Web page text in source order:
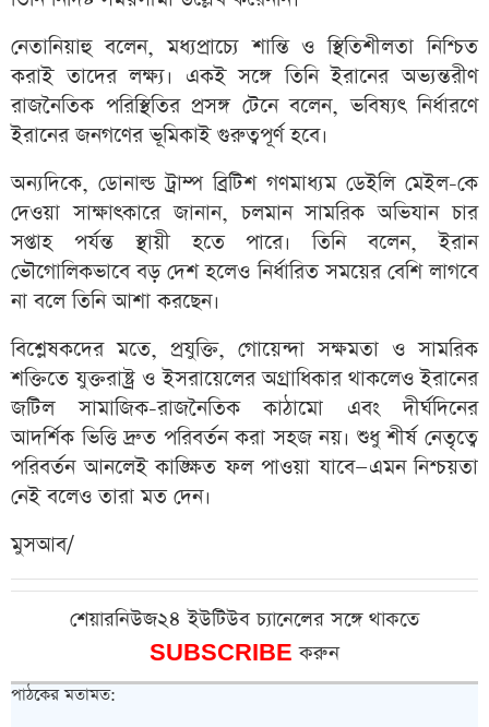
নেতানিয়াহু বলেন, মধ্যপ্রাচ্যে শান্তি ও স্থিতিশীলতা নিশ্চিত
করাই তাদের লক্ষ্য। একই সঙ্গে তিনি ইরানের অভ্যন্তরীণ
রাজনৈতিক পরিস্থিতির প্রসঙ্গ টেনে বলেন, ভবিষ্যৎ নির্ধারণে
ইরানের জনগণের ভূমিকাই গুরুত্বপূর্ণ হবে।
অন্যদিকে, ডোনাল্ড ট্রাম্প ব্রিটিশ গণমাধ্যম ডেইলি মেইল-কে
দেওয়া সাক্ষাৎকারে জানান, চলমান সামরিক অভিযান চার
সপ্তাহ পর্যন্ত স্থায়ী হতে পারে। তিনি বলেন, ইরান
ভৌগোলিকভাবে বড় দেশ হলেও নির্ধারিত সময়ের বেশি লাগবে
না বলে তিনি আশা করছেন।
বিশ্লেষকদের মতে, প্রযুক্তি, গোয়েন্দা সক্ষমতা ও সামরিক
শক্তিতে যুক্তরাষ্ট্র ও ইসরায়েলের অগ্রাধিকার থাকলেও ইরানের
জটিল সামাজিক-রাজনৈতিক কাঠামো এবং দীর্ঘদিনের
আদর্শিক ভিত্তি দ্রুত পরিবর্তন করা সহজ নয়। শুধু শীর্ষ নেতৃত্বে
পরিবর্তন আনলেই কাঙ্ক্ষিত ফল পাওয়া যাবে—এমন নিশ্চয়তা
নেই বলেও তারা মত দেন।
মুসআব/
শেয়ারনিউজ২৪ ইউটিউব চ্যানেলের সঙ্গে থাকতে
SUBSCRIBEকরুন
পাঠকের মতামত: